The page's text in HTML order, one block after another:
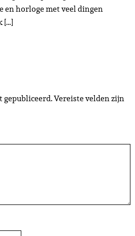
en horloge met veel dingen
[…]
gepubliceerd.Vereiste velden zijn